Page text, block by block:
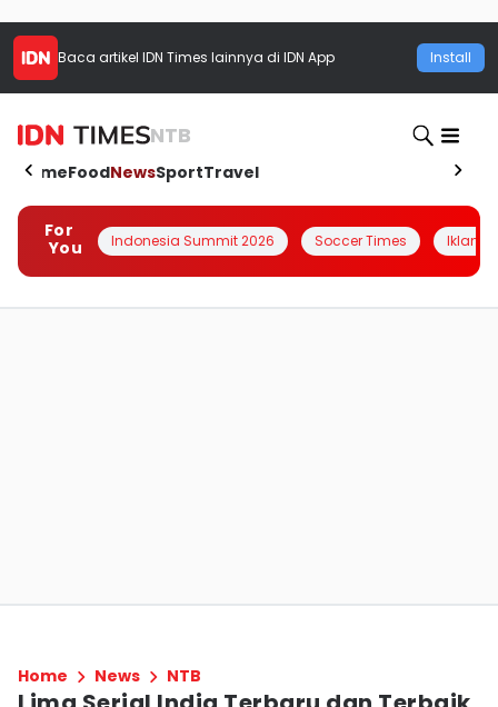
Baca artikel IDN Times lainnya di IDN App Install
NTB
HomeFoodNewsSportTravel
For
You
Indonesia Summit 2026 Soccer Times Iklanin
Home News NTB